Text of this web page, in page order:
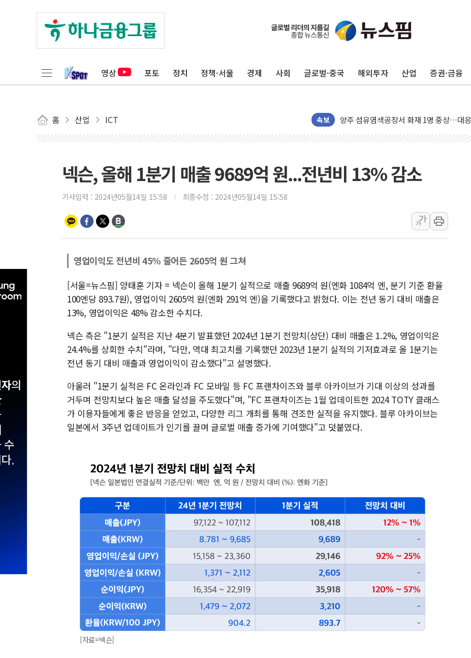
영상 포토 정치 정책·서울 경제 사회 글로벌·중국 해외투자 산업 증권·금융
홈 산업 ICT 속보
뉴욕증시 개장 전 특징주...모더나·아이
김정관 장관 "영업이익 N% 성과급 반대
청와대, 북한 단거리 탄도미사일 발사에 긴
금값 7주 만에 최고…美 고용 둔화·호르무
러, 1인칭시점 드론으로 우크라 민간인 '
[베트남 증시] 지수 하락 속 'DGC' 임시
'월가의 황제' 다이먼 "금융시장 레버리지
해군 1함대 창설 80주년…지역과 함께하
[3보] 북, 원산서 동해로 단거리 탄도미사
우크라 드론 전술, 중남미 콜롬비아에 새
동해해경, 독도 해상서 부유물 감긴 어선 구
주한미군 "오산기지 누출, 백린 아닌 무해
구미 폐염산처리업체서 불 2시간30여분
강원도 폭염특보 11일째…온열질환·가축
[코인 시황] 비트코인, ETF 자금 유입에
넥슨, 올해 1분기 매출 9689억 원...전년비 13% 감소
기사입력 : 2024년05월14일 15:58 최종수정 : 2024년05월14일 15:58
가
가
영업이익도 전년비 45% 줄어든 2605억 원 그쳐
[서울=뉴스핌] 양태훈 기자 = 넥슨이 올해 1분기 실적으로 매출 9689억 원(엔화 1084억 엔, 분기 기준 환율
100엔당 893.7원), 영업이익 2605억 원(엔화 291억 엔)을 기록했다고 밝혔다. 이는 전년 동기 대비 매출은
13%, 영업이익은 48% 감소한 수치다.
넥슨 측은 "1분기 실적은 지난 4분기 발표했던 2024년 1분기 전망치(상단) 대비 매출은 1.2%, 영업이익은
24.4%를 상회한 수치"라며, "다만, 역대 최고치를 기록했던 2023년 1분기 실적의 기저효과로 올 1분기는
전년 동기 대비 매출과 영업이익이 감소했다"고 설명했다.
아울러 "1분기 실적은 FC 온라인과 FC 모바일 등 FC 프랜차이즈와 블루 아카이브가 기대 이상의 성과를
거두며 전망치보다 높은 매출 달성을 주도했다"며, "FC 프랜차이즈는 1월 업데이트한 2024 TOTY 클래스
가 이용자들에게 좋은 반응을 얻었고, 다양한 리그 개최를 통해 견조한 실적을 유지했다. 블루 아카이브는
일본에서 3주년 업데이트가 인기를 끌며 글로벌 매출 증가에 기여했다"고 덧붙였다.
[자료=넥슨]